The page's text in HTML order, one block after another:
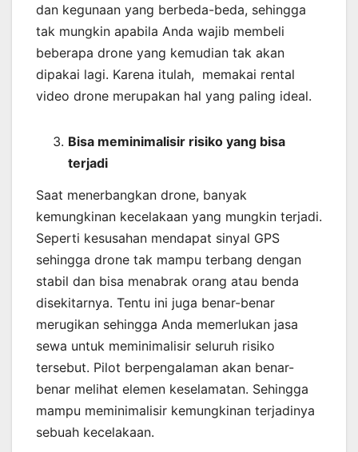
dan kegunaan yang berbeda-beda, sehingga
tak mungkin apabila Anda wajib membeli
beberapa drone yang kemudian tak akan
dipakai lagi. Karena itulah, memakai rental
video drone merupakan hal yang paling ideal.
Bisa meminimalisir risiko yang bisa
terjadi
Saat menerbangkan drone, banyak
kemungkinan kecelakaan yang mungkin terjadi.
Seperti kesusahan mendapat sinyal GPS
sehingga drone tak mampu terbang dengan
stabil dan bisa menabrak orang atau benda
disekitarnya. Tentu ini juga benar-benar
merugikan sehingga Anda memerlukan jasa
sewa untuk meminimalisir seluruh risiko
tersebut. Pilot berpengalaman akan benar-
benar melihat elemen keselamatan. Sehingga
mampu meminimalisir kemungkinan terjadinya
sebuah kecelakaan.